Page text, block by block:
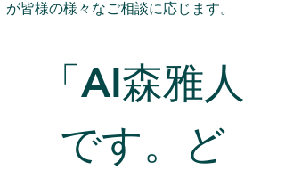
が皆様の様々なご相談に応じます。
「AI森雅人
です。ど